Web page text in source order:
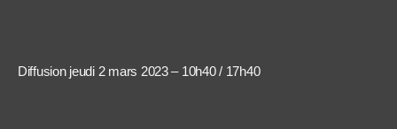
Diffusion jeudi 2 mars 2023 – 10h40 / 17h40